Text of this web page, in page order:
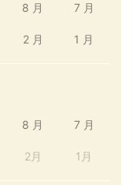
8 月 7 月
2 月 1 月
8 月 7 月
2月 1月